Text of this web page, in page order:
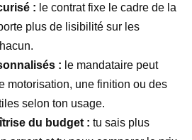
: le contrat fixe le cadre de la
plus de lisibilité sur les
: le mandataire peut
motorisation, une finition ou des
selon ton usage.
du budget : tu sais plus